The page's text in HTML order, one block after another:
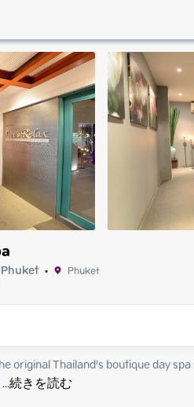
• Phuket
original Thailand’s boutique day
...続きを読む